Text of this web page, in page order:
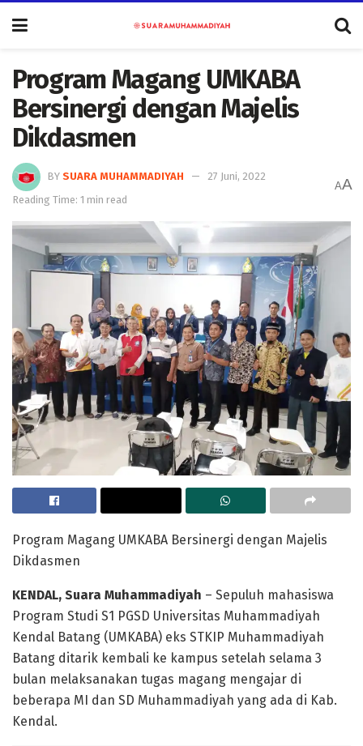
Program Magang UMKABA
Bersinergi dengan Majelis
Dikdasmen
BY SUARA MUHAMMADIYAH
27 Juni, 2022
Reading Time: 1 min read
AA
Program Magang UMKABA Bersinergi dengan Majelis
Dikdasmen
KENDAL, Suara Muhammadiyah – Sepuluh mahasiswa
Program Studi S1 PGSD Universitas Muhammadiyah
Kendal Batang (UMKABA) eks STKIP Muhammadiyah
Batang ditarik kembali ke kampus setelah selama 3
bulan melaksanakan tugas magang mengajar di
beberapa MI dan SD Muhammadiyah yang ada di Kab.
Kendal.